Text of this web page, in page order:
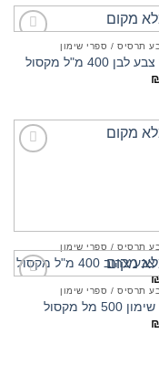
wishlist
תרסיס / ספרי שימון
400 מ"ל מקסול
תרסיס / ספרי שימון
400 מ"ל מקסול
תרסיס / ספרי שימון
מל מקסול